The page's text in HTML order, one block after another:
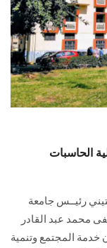
الحاسبات
رئيــس جامعة
محمد عبد القادر
خدمة المجتمع وتنمية